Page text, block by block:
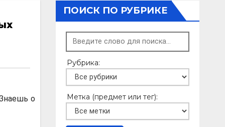
о
ПОИСК ПО РУБРИКЕ
Рубрика:
Метка (предмет или тег):